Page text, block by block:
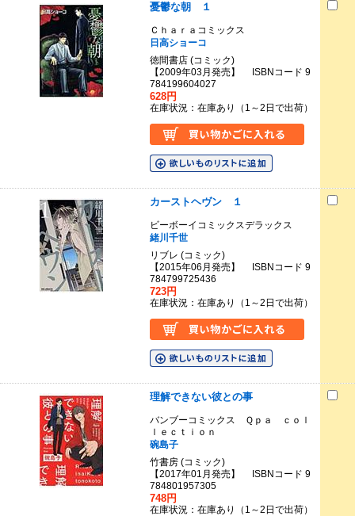
憂鬱な朝 １
Ｃｈａｒａコミックス
日高ショーコ
徳間書店 (コミック)
【2009年03月発売】 ISBNコード 9
784199604027
628円
在庫状況：在庫あり（1～2日で出荷）
カーストヘヴン １
ビーボーイコミックスデラックス
緒川千世
リブレ (コミック)
【2015年06月発売】 ISBNコード 9
784799725436
723円
在庫状況：在庫あり（1～2日で出荷）
理解できない彼との事
バンブーコミックス Ｑｐａ ｃｏｌ
ｌｅｃｔｉｏｎ
碗島子
竹書房 (コミック)
【2017年01月発売】 ISBNコード 9
784801957305
748円
在庫状況：在庫あり（1～2日で出荷）